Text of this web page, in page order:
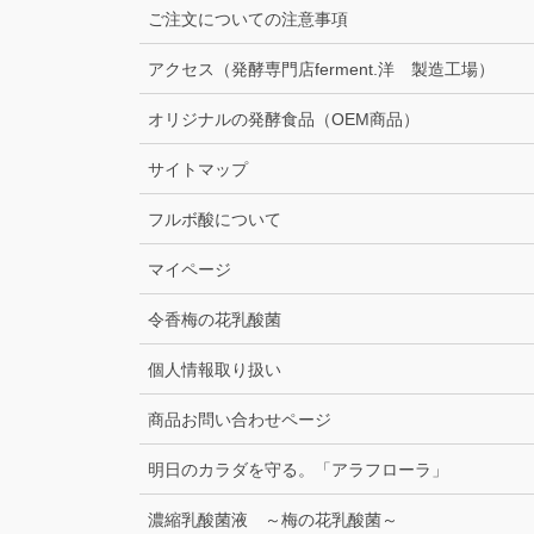
ご注文についての注意事項
アクセス（発酵専門店ferment.洋 製造工場）
オリジナルの発酵食品（OEM商品）
サイトマップ
フルボ酸について
マイページ
令香梅の花乳酸菌
個人情報取り扱い
商品お問い合わせページ
明日のカラダを守る。「アラフローラ」
濃縮乳酸菌液 ～梅の花乳酸菌～